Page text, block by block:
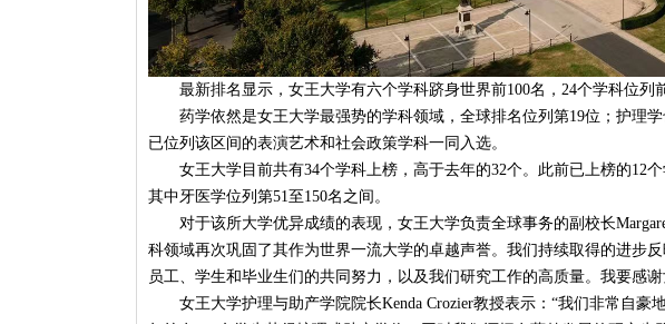
最新排名显示，女王大学有六个学科跻身世界前100名，24个学科位列前
药学依然是女王大学最强势的学科领域，全球排名位列第19位；护理
已位列该区间的表演艺术和社会政策学科一同入选。
女王大学目前共有34个学科上榜，高于去年的32个。此前已上榜的12
其中牙医学位列第51至150名之间。
对于该所大学优异成绩的表现，女王大学负责全球事务的副校长
科领域再次巩固了其作为世界一流大学的卓越声誉。我们持续取得的进步
员工、学生和毕业生们的共同努力，以及我们研究工作的高质量。我要感
女王大学护理与助产学院院长Kenda Crozier教授表示：“我们非常自